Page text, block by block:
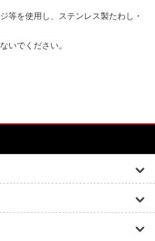
等を使用し、ステンレス製たわし・
いでください。